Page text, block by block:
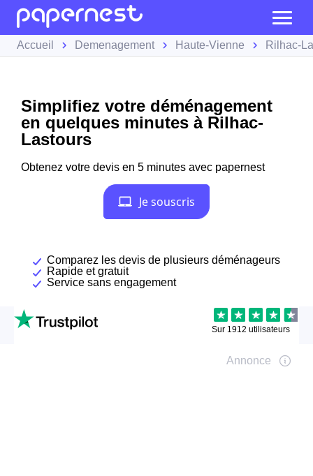
Accueil Demenagement Haute-Vienne Rilhac-